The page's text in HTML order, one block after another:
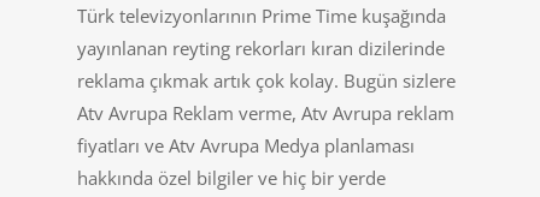
Türk televizyonlarının Prime Time kuşağında
yayınlanan reyting rekorları kıran dizilerinde
reklama çıkmak artık çok kolay. Bugün sizlere
Atv Avrupa Reklam verme, Atv Avrupa reklam
fiyatları ve Atv Avrupa Medya planlaması
hakkında özel bilgiler ve hiç bir yerde